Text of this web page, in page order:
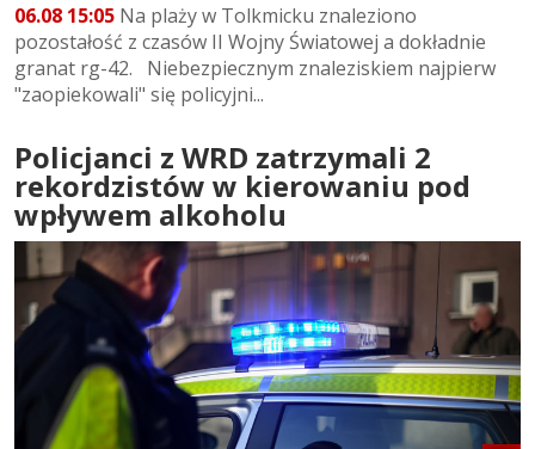
06.08 15:05 Na plaży w Tolkmicku znaleziono
pozostałość z czasów II Wojny Światowej a dokładnie
granat rg-42. Niebezpiecznym znaleziskiem najpierw
"zaopiekowali" się policyjni...
Policjanci z WRD zatrzymali 2
rekordzistów w kierowaniu pod
wpływem alkoholu